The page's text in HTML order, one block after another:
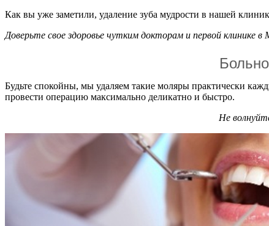
Как вы уже заметили, удаление зуба мудрости в нашей
Доверьте свое здоровье чутким докторам и первой клинике в
Будьте спокойны, мы удаляем такие моляры практически
провести операцию максимально деликатно и быстро.
Не